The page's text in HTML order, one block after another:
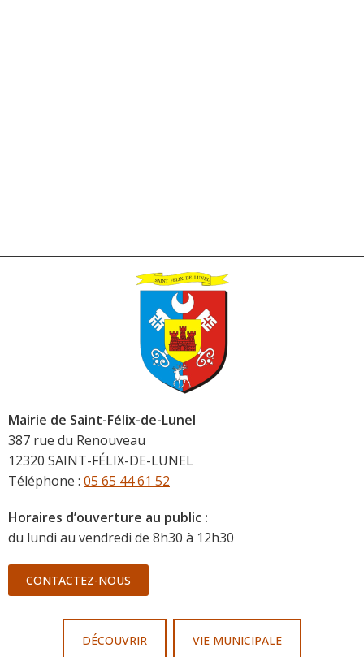
Mairie de Saint-Félix-de-Lunel
387 rue du Renouveau
12320 SAINT-FÉLIX-DE-LUNEL
Téléphone : 05 65 44 61 52
Horaires d’ouverture au public :
du lundi au vendredi de 8h30 à 12h30
CONTACTEZ-NOUS
DÉCOUVRIR VIE MUNICIPALE